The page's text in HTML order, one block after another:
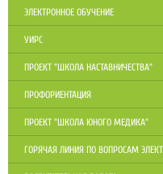
ЭЛЕКТРОННОЕ ОБУЧЕНИЕ
УИРС
ПРОЕКТ "ШКОЛА НАСТАВНИЧЕСТВА"
ПРОФОРИЕНТАЦИЯ
ПРОЕКТ "ШКОЛА ЮНОГО МЕДИКА"
ГОРЯЧАЯ ЛИНИЯ ПО ВОПРОСАМ